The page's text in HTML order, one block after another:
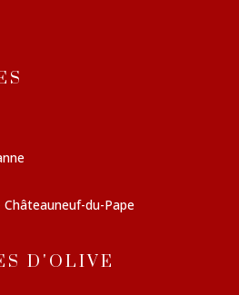
du-Pape
D'OLIVE